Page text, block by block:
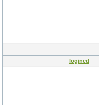
logined